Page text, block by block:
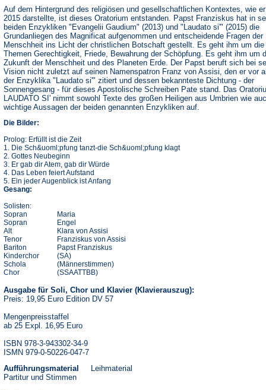
Auf dem Hintergrund des religiösen und gesellschaftlichen Kontextes, wie
2015 darstellte, ist dieses Oratorium entstanden. Papst Franziskus hat in
beiden Enzykliken "Evangelii Gaudium" (2013) und "Laudato si'" (2015) die
Grundanliegen des Magnificat aufgenommen und entscheidende Fragen der
Menschheit ins Licht der christlichen Botschaft gestellt. Es geht ihm um die
Themen Gerechtigkeit, Friede, Bewahrung der Schöpfung. Es geht ihm um
Zukunft der Menschheit und des Planeten Erde. Der Papst beruft sich bei
Vision nicht zuletzt auf seinen Namenspatron Franz von Assisi, den er vor
der Enzyklika "Laudato si'" zitiert und dessen bekannteste Dichtung - der
Sonnengesang - für dieses Apostolische Schreiben Pate stand. Das
LAUDATO SI' nimmt sowohl Texte des großen Heiligen aus Umbrien wie
wichtige Aussagen der beiden genannten Enzykliken auf.
Die Bilder:
Prolog: Erfüllt ist die Zeit
1. Die Sch&uoml;pfung tanzt-die Sch&uoml;pfung klagt
2. Gottes Neubeginn
3. Er gab dir Atem, gab dir Würde
4. Das Leben feiert Aufstand
5. Ein jeder Augenblick ist Anfang
Gesang:
Solisten:
Sopran
Sopran
Alt
Tenor
Bariton
Kinderchor
Schola
Chor
Maria
Engel
Klara von Assisi
Franziskus von Assisi
Papst Franziskus
(SA)
(Männerstimmen)
(SSAATTBB)
Ausgabe für Soli, Chor und Klavier (Klavierauszug):
Preis: 19,95 Euro Edition DV 57
Mengenpreisstaffel
ab 25 Expl. 16,95 Euro
ISBN 978-3-943302-34-9
ISMN 979-0-50226-047-7
Aufführungsmaterial
Leihmaterial
Partitur und Stimmen